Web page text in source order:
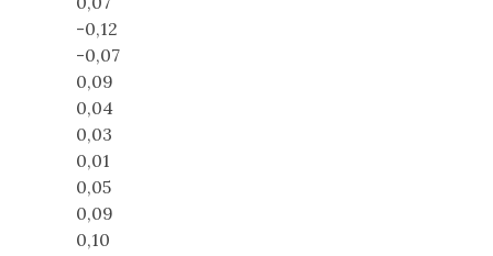
-0,12
-0,07
0,09
0,04
0,03
0,01
0,05
0,09
0,10